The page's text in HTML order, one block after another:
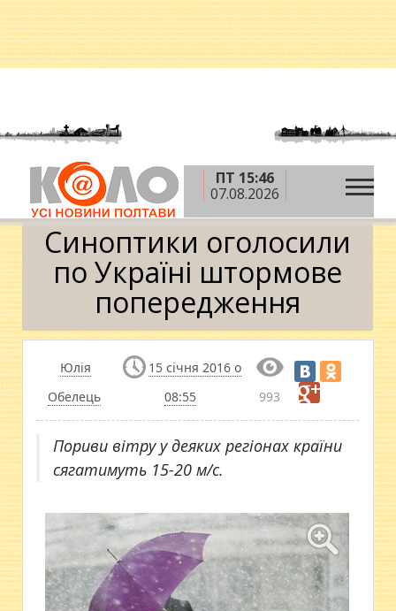
ПТ 15:46
07.08.2026
Головна » Новини » Суспільство
Синоптики
оголосили по Україні штормове попередження
Синоптики оголосили
по Україні штормове
попередження
Юлія
Обелець
15 січня 2016 о
08:55
993
Пориви вітру у деяких регіонах країни
сягатимуть 15-20 м/с.